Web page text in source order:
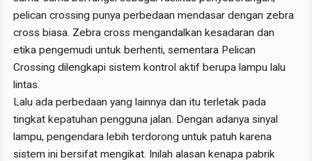
pelican crossing punya perbedaan mendasar dengan zebra
cross biasa. Zebra cross mengandalkan kesadaran dan
etika pengemudi untuk berhenti, sementara Pelican
Crossing dilengkapi sistem kontrol aktif berupa lampu lalu
lintas.
Lalu ada perbedaan yang lainnya dan itu terletak pada
tingkat kepatuhan pengguna jalan. Dengan adanya sinyal
lampu, pengendara lebih terdorong untuk patuh karena
sistem ini bersifat mengikat. Inilah alasan kenapa pabrik